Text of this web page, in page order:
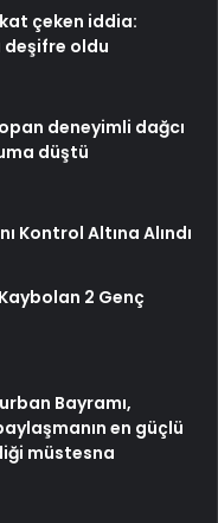
çeken iddia:
deşifre oldu
deneyimli dağcı
düştü
Kontrol Altına Alındı
2 Genç
Bayramı,
en güçlü
müstesna